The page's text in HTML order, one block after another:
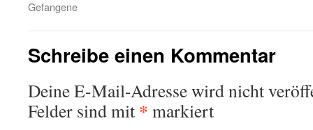
Gefangene
Schreibe einen Kommentar
Deine E-Mail-Adresse wird nicht
Felder sind mit * markiert